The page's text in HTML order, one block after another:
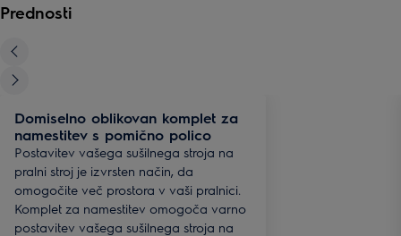
Prednosti
Domiselno oblikovan komplet za
namestitev s pomično polico
Postavitev vašega sušilnega stroja na
pralni stroj je izvrsten način, da
omogočite več prostora v vaši pralnici.
Komplet za namestitev omogoča varno
postavitev vašega sušilnega stroja na